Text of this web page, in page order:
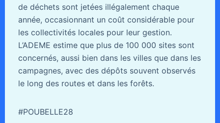
de déchets sont jetées illégalement chaque
année, occasionnant un coût considérable pour
les collectivités locales pour leur gestion.
L’ADEME estime que plus de 100 000 sites sont
concernés, aussi bien dans les villes que dans les
campagnes, avec des dépôts souvent observés
le long des routes et dans les forêts.
#POUBELLE28